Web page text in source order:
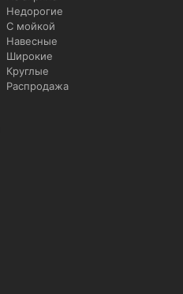
Недорогие
С мойкой
Навесные
Широкие
Круглые
Распродажа